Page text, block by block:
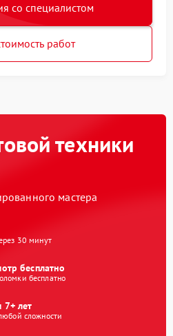
со специалистом
работ
техники
мастера
30 минут
бесплатно
бесплатно
7+ лет
сложности